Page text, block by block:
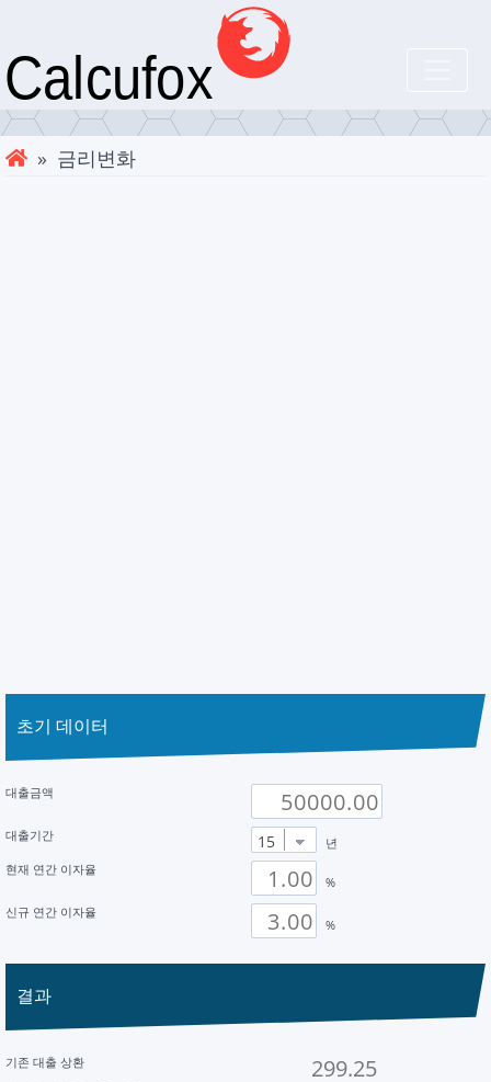
» 금리변화
초기 데이터
대출금액
대출기간
년
현재 연간 이자율
%
신규 연간 이자율
%
결과
기존 대출 상환